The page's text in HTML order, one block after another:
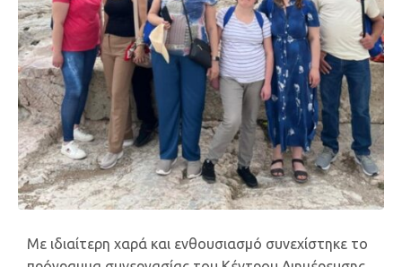
Με ιδιαίτερη χαρά και ενθουσιασμό συνεχίστηκε το